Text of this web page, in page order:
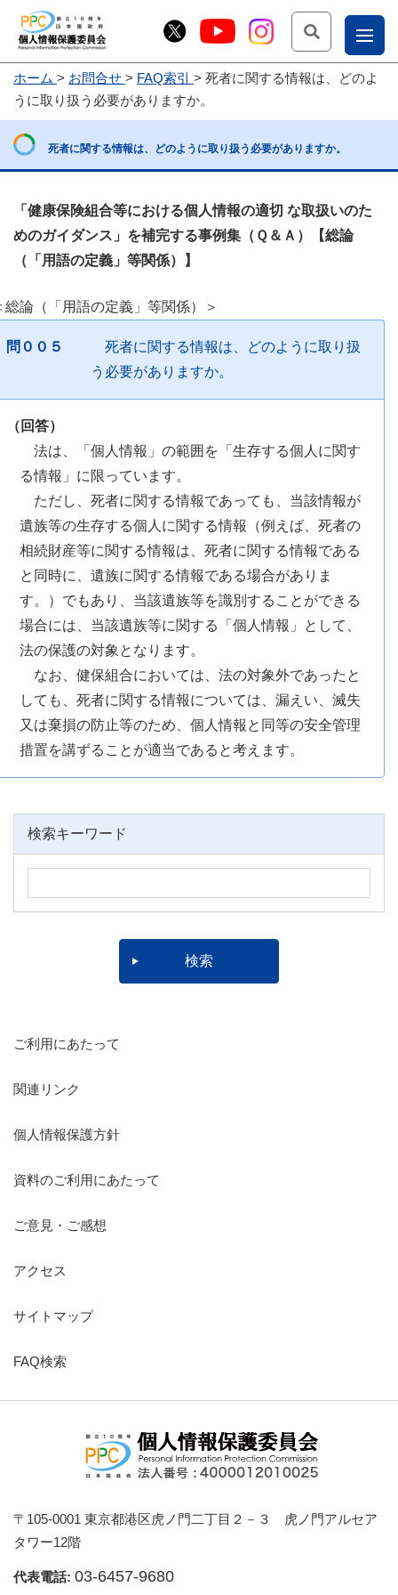
お
問
合
じょ
ホーム お問合せ FAQ索引
死者に関する情報は、どのよ
うに取り扱う必要がありますか。
死者に関する情報は、どのように取り扱う必要がありますか。
「健康保険組合等における個人情報の適切 な取扱いのた
めのガイダンス」を補完する事例集（Ｑ＆Ａ）【総論
（「用語の定義」等関係）】
総論（「用語の定義」等関係）＞
問００５
死者に関する情報は、どのように取り扱
う必要がありますか。
（回答）
法は、「個人情報」の範囲を「生存する個人に関す
る情報」に限っています。
ただし、死者に関する情報であっても、当該情報が
遺族等の生存する個人に関する情報（例えば、死者の
相続財産等に関する情報は、死者に関する情報である
と同時に、遺族に関する情報である場合がありま
す。）でもあり、当該遺族等を識別することができる
場合には、当該遺族等に関する「個人情報」として、
法の保護の対象となります。
なお、健保組合においては、法の対象外であったと
しても、死者に関する情報については、漏えい、滅失
又は棄損の防止等のため、個人情報と同等の安全管理
措置を講ずることが適当であると考えます。
検索キーワード
ご利用にあたって
関連リンク
個人情報保護方針
資料のご利用にあたって
ご意見・ご感想
アクセス
サイトマップ
FAQ検索
〒105-0001 東京都港区虎ノ門二丁目２－３ 虎ノ門アルセア
タワー12階
代表電話: 03-6457-9680